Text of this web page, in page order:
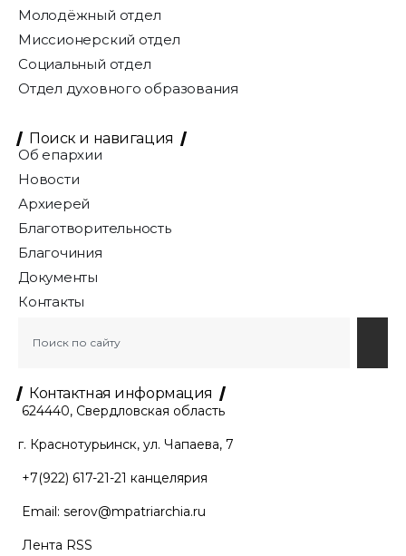
Молодёжный отдел
Миссионерский отдел
Социальный отдел
Отдел духовного образования
Поиск и навигация
Об епархии
Новости
Архиерей
Благотворительность
Благочиния
Документы
Контакты
Контактная информация
624440, Свердловская область
г. Краснотурьинск, ул. Чапаева, 7
+7(922) 617-21-21 канцелярия
Email: serov@mpatriarchia.ru
Лента RSS